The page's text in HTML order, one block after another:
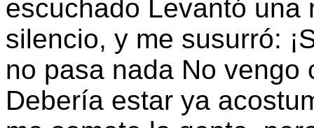
escuchado Levantó una
silencio, y me susurró:
no pasa nada No vengo
Debería estar ya